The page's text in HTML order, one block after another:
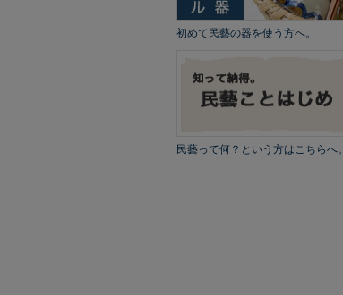
初めて民藝の器を使う方へ。
民藝って何？という方はこちらへ。